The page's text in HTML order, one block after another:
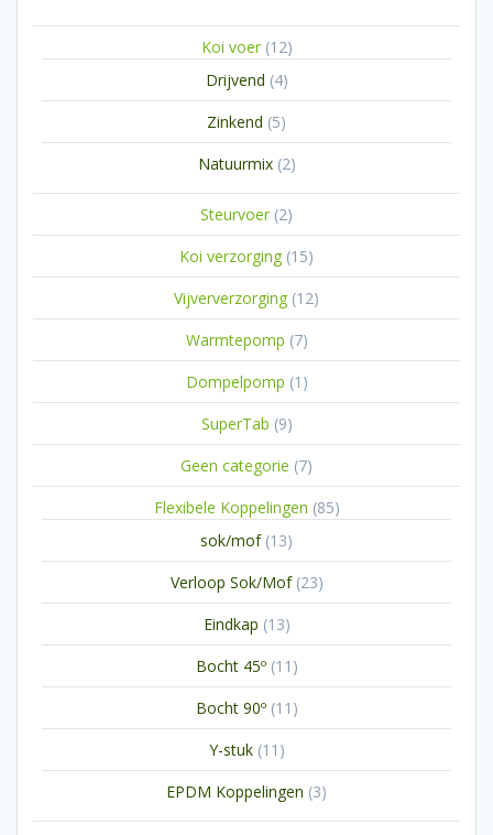
Koi voer 1212
Drijvend 44
producten
Zinkend 55
producten
Natuurmix 22
Steurvoer 22
producten
Koi verzorging 1515
producten
Vijververzorging 1212
producten
Warmtepomp 77
producten
Dompelpomp 1 1
product
SuperTab 99
producten
Geen categorie 77
producten
Flexibele Koppelingen 8585
sok/mof 1313
producten
Verloop Sok/Mof 2323
producten
Eindkap 1313
producten
Bocht 45º 11 11
producten
Bocht 90º 11 11
producten
Y-stuk 11 11
producten
EPDM Koppelingen 33